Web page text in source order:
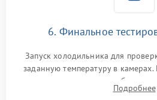
6. Финальное
Запуск холодильника для
заданную температуру в
компрессора, отсутствия
срабатывания системыПодробнее